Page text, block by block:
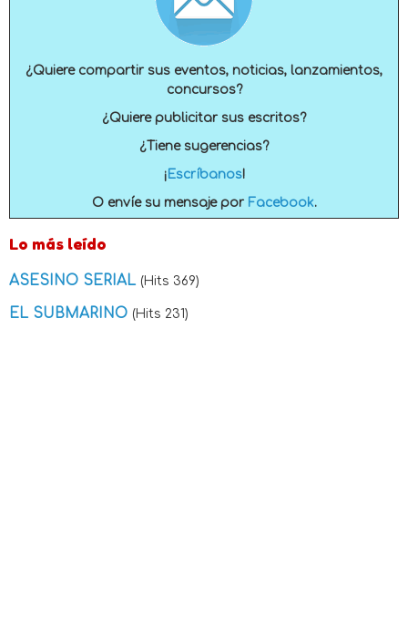
¿Quiere compartir sus eventos, noticias, lanzamientos,
concursos?
¿Quiere publicitar sus escritos?
¿Tiene sugerencias?
¡ Escríbanos!
O envíe su mensaje por Facebook.
Lo más leído
ASESINO SERIAL (Hits 369)
EL SUBMARINO (Hits 231)